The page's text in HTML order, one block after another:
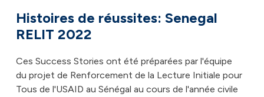
Histoires de réussites: Senegal
RELIT 2022
Ces Success Stories ont été préparées par l'équipe
du projet de Renforcement de la Lecture Initiale pour
Tous de l'USAID au Sénégal au cours de l'année civile